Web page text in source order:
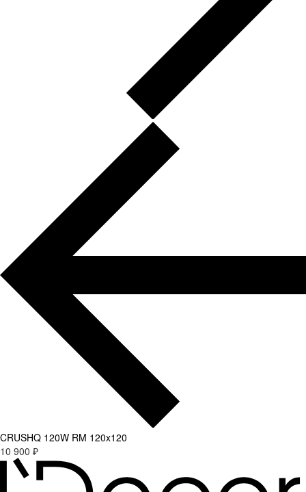
CRUSHQ 120W RM 120x120
10 900 ₽